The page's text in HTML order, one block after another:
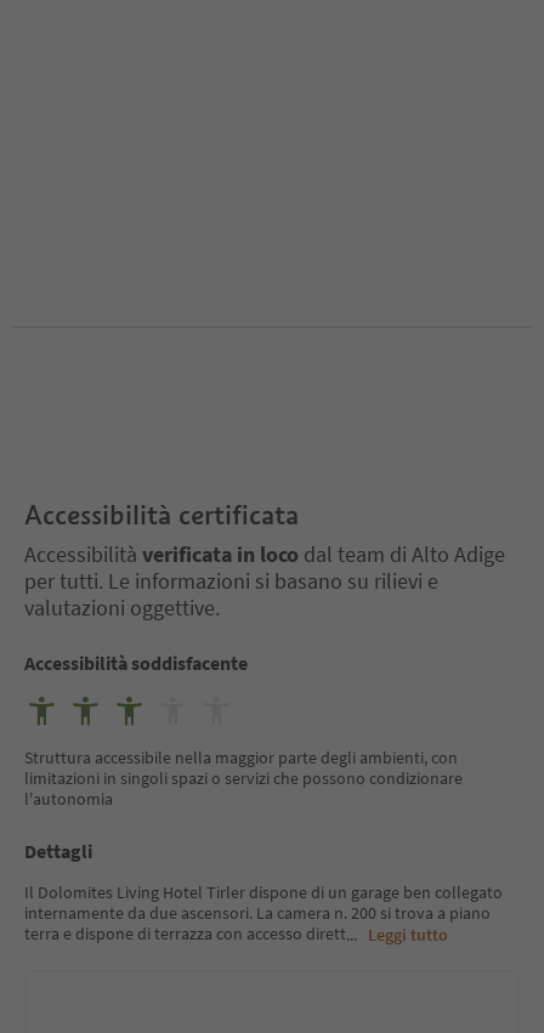
Accessibilità certificata
Accessibilità verificata in loco dal team di Alto Adige
per tutti. Le informazioni si basano su rilievi e
valutazioni oggettive.
Accessibilità soddisfacente
Struttura accessibile nella maggior parte degli ambienti, con
limitazioni in singoli spazi o servizi che possono condizionare
l'autonomia
Dettagli
Il Dolomites Living Hotel Tirler dispone di un garage ben collegato
internamente da due ascensori. La camera n. 200 si trova a piano
terra e dispone di terrazza con accesso dirett... Leggi tutto